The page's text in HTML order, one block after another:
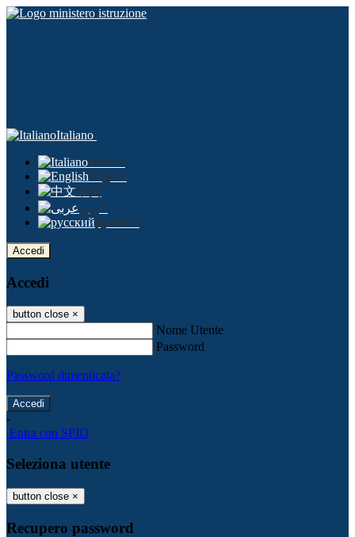
Italiano
Italiano
English
中文
عربى
русский
Accedi
Accedi
button close ×
Nome Utente
Password
Password dimenticata?
-
Entra con SPID
Seleziona utente
button close ×
Recupero password